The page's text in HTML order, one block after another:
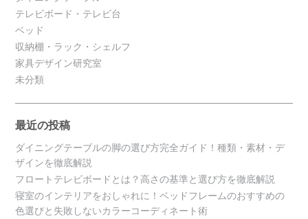
テレビボード・テレビ台
ベッド
収納棚・ラック・シェルフ
家具デザイン研究室
未分類
最近の投稿
ダイニングテーブルの脚の選び方完全ガイド！種類・素材・デ
ザインを徹底解説
フロートテレビボードとは？高さの基準と選び方を徹底解説
寝室のインテリアをおしゃれに！ベッドフレームのおすすめの
色選びと失敗しないカラーコーディネート術